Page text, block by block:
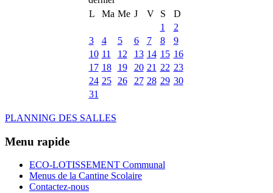
L
Ma Me J V S
D
1
2
3
4 5 6 7 8
9
10 11 12 13 14 15 16
17 18 19 20 21 22 23
24 25 26 27 28 29 30
31
PLANNING DES SALLES
Menu rapide
ECO-LOTISSEMENT Communal
Menus de la Cantine Scolaire
Contactez-nous